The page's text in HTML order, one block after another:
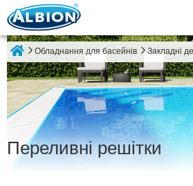
Обладнання для басейнів Закладні
Переливні решітки